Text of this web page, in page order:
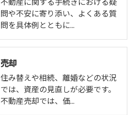
不動産に関する手続きにおける疑
問や不安に寄り添い、よくある質
問を具体例とともに…
売却
住み替えや相続、離婚などの状況
では、資産の見直しが必要です。
不動産売却では、価…